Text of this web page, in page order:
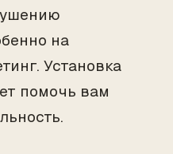
на
Установка
помочь вам